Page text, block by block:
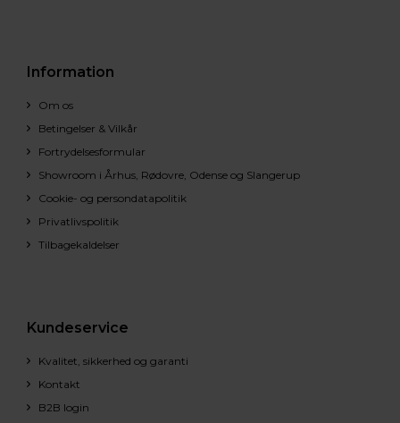
Information
Om os
Betingelser & Vilkår
Fortrydelsesformular
Showroom i Århus, Rødovre, Odense og Slangerup
Cookie- og persondatapolitik
Privatlivspolitik
Tilbagekaldelser
Kundeservice
Kvalitet, sikkerhed og garanti
Kontakt
B2B login